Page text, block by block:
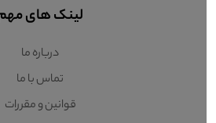
لینک های مهم
درباره ما
تماس با ما
قوانین و مقررات